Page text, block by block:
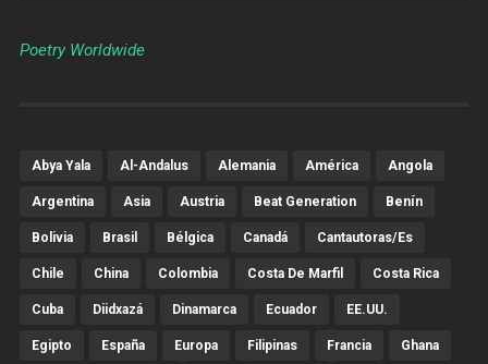
Poetry Worldwide
Abya Yala Al-Andalus Alemania América Angola
Argentina Asia Austria Beat Generation Benín
Bolivia Brasil Bélgica Canadá Cantautoras/es
Chile China Colombia Costa De Marfil Costa Rica
Cuba Diidxazá Dinamarca Ecuador EE.UU.
Egipto España Europa Filipinas Francia Ghana